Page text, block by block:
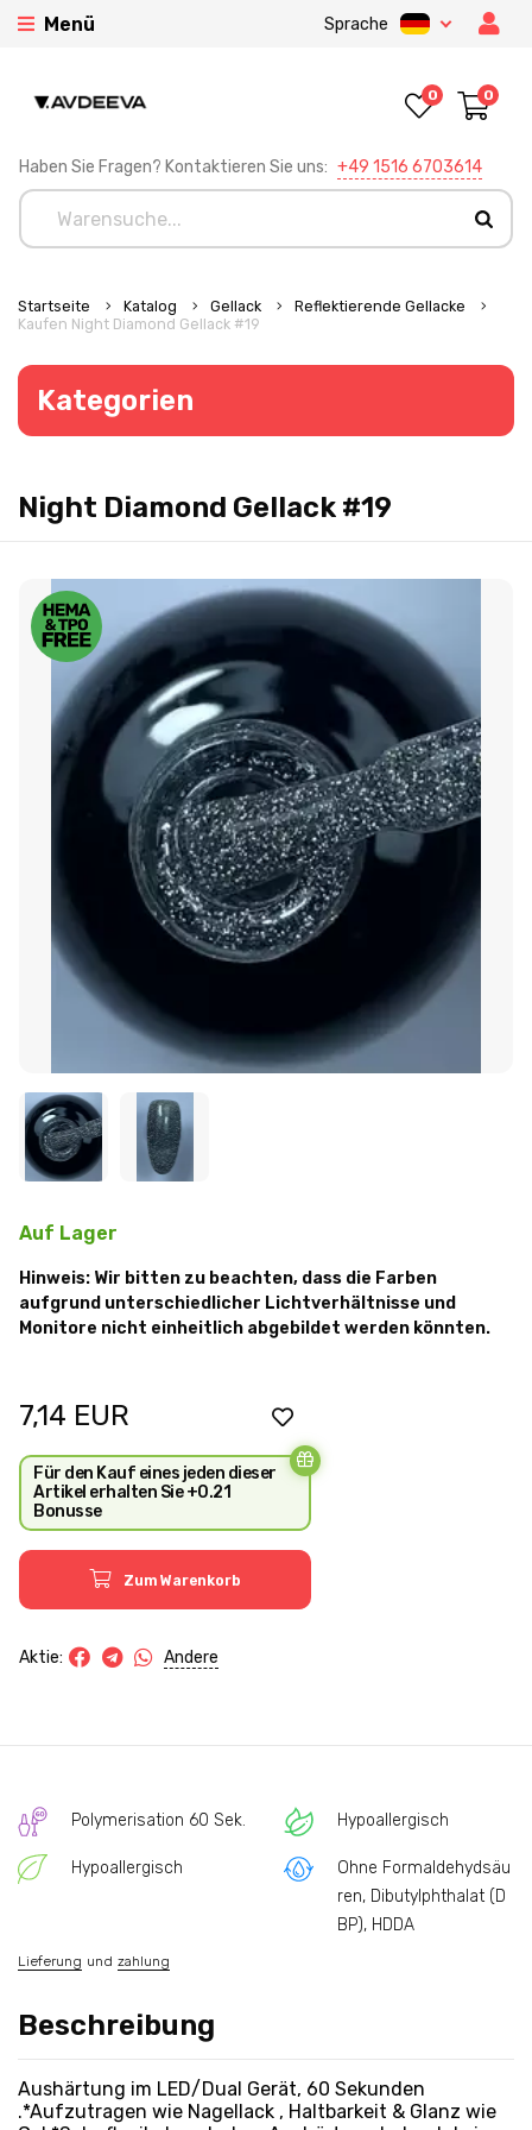
Menü Sprache
Haben Sie Fragen? Kontaktieren Sie uns: +49 1516 6703614
0 0
Startseite Katalog Gellack
Reflektierende Gellacke
Kaufen Night Diamond Gellack #19
Kategorien
Night Diamond Gellack #19
Auf Lager
Hinweis: Wir bitten zu beachten, dass die Farben
aufgrund unterschiedlicher Lichtverhältnisse und
Monitore nicht einheitlich abgebildet werden könnten.
7,14 EUR
Für den Kauf eines jeden dieser
Artikel erhalten Sie +0.21
Bonusse
Zum Warenkorb
Aktie: Andere
Polymerisation 60 Sek. Hypoallergisch
Hypoallergisch
Ohne Formaldehydsäu
ren, Dibutylphthalat (D
BP), HDDA
Lieferung und zahlung
Beschreibung
Aushärtung im LED/Dual Gerät, 60 Sekunden
.*Aufzutragen wie Nagellack , Haltbarkeit & Glanz wie